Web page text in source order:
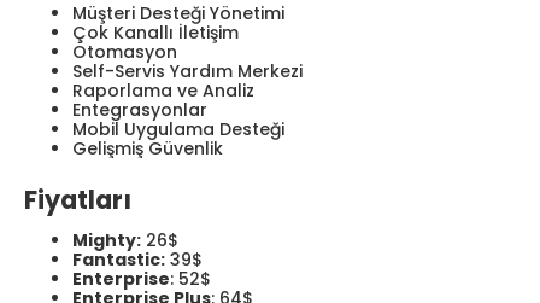
Müşteri Desteği Yönetimi
Çok Kanallı İletişim
Otomasyon
Self-Servis Yardım Merkezi
Raporlama ve Analiz
Entegrasyonlar
Mobil Uygulama Desteği
Gelişmiş Güvenlik
Fiyatları
Mighty: 26$
Fantastic: 39$
Enterprise: 52$
Enterprise Plus: 64$